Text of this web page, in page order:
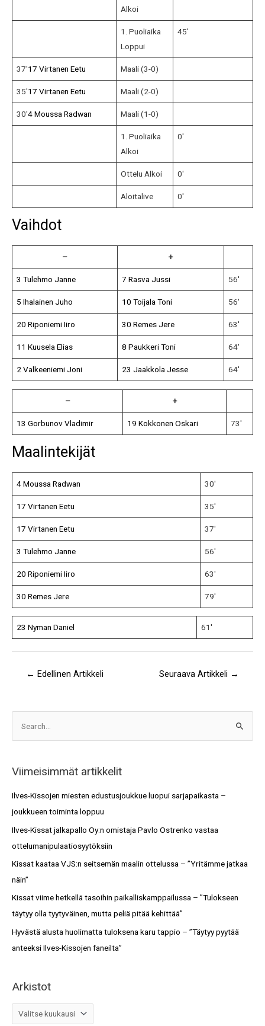
Alkoi
1. Puoliaika
Loppui
45′
37′17 Virtanen Eetu Maali (3-0)
35′17 Virtanen Eetu Maali (2-0)
30′4 Moussa Radwan Maali (1-0)
1. Puoliaika
Alkoi
0′
Ottelu Alkoi 0′
Aloitalive 0′
Vaihdot
– +
3 Tulehmo Janne 7 Rasva Jussi 56′
5 Ihalainen Juho 10 Toijala Toni 56′
20 Riponiemi Iiro 30 Remes Jere 63′
11 Kuusela Elias 8 Paukkeri Toni 64′
2 Valkeeniemi Joni 23 Jaakkola Jesse 64′
– +
13 Gorbunov Vladimir 19 Kokkonen Oskari 73′
Maalintekijät
4 Moussa Radwan 30′
17 Virtanen Eetu 35′
17 Virtanen Eetu 37′
3 Tulehmo Janne 56′
20 Riponiemi Iiro 63′
30 Remes Jere 79′
23 Nyman Daniel 61′
← Edellinen Artikkeli Seuraava Artikkeli →
c
h
Viimeisimmät artikkelit
Ilves-Kissojen miesten edustusjoukkue luopui sarjapaikasta –
joukkueen toiminta loppuu
Ilves-Kissat jalkapallo Oy:n omistaja Pavlo Ostrenko vastaa
ottelumanipulaatiosyytöksiin
Kissat kaataa VJS:n seitsemän maalin ottelussa – ”Yritämme jatkaa
näin”
Kissat viime hetkellä tasoihin paikalliskamppailussa – ”Tulokseen
täytyy olla tyytyväinen, mutta peliä pitää kehittää”
Hyvästä alusta huolimatta tuloksena karu tappio – ”Täytyy pyytää
anteeksi Ilves-Kissojen faneilta”
Arkistot
i
t
o
t